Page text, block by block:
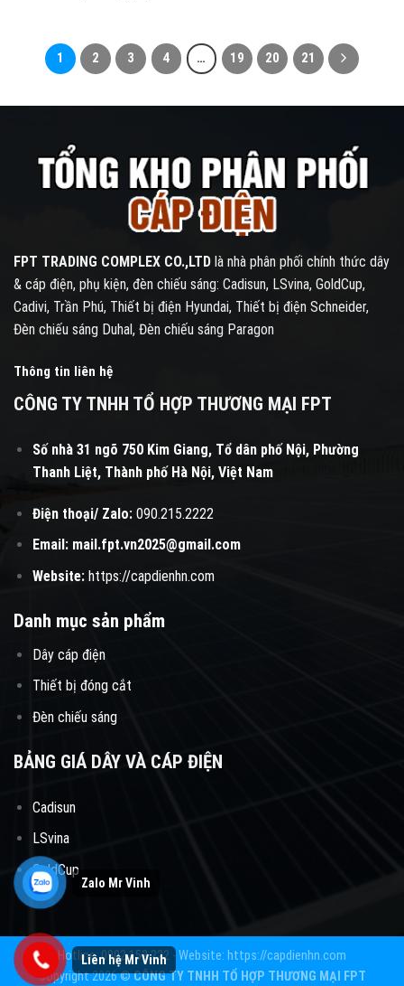
1 2 3 4 … 19 20 21
FPT TRADING COMPLEX CO.,LTD là nhà phân phối chính thức dây
& cáp điện, phụ kiện, đèn chiếu sáng: Cadisun, LSvina, GoldCup,
Cadivi, Trần Phú, Thiết bị điện Hyundai, Thiết bị điện Schneider,
Đèn chiếu sáng Duhal, Đèn chiếu sáng Paragon
Thông tin liên hệ
CÔNG TY TNHH TỔ HỢP THƯƠNG MẠI FPT
Số nhà 31 ngõ 750 Kim Giang, Tổ dân phố Nội, Phường
Thanh Liệt, Thành phố Hà Nội, Việt Nam
Điện thoại/ Zalo:090.215.2222
Email: mail.fpt.vn2025@gmail.com
Website: https://capdienhn.com
Danh mục sản phẩm
Dây cáp điện
Thiết bị đóng cắt
Đèn chiếu sáng
BẢNG GIÁ DÂY VÀ CÁP ĐIỆN
Cadisun
LSvina
GoldCup
Hotline: 0902.152.222 - Website: https://capdienhn.com
Copyright 2026 ©CÔNG TY TNHH TỔ HỢP THƯƠNG MẠI FPT